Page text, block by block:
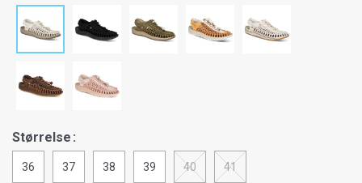
Størrelse
36 37 38 39 40 41